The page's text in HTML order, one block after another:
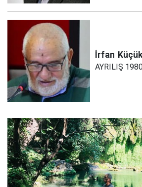
İrfan
AYRILIŞ